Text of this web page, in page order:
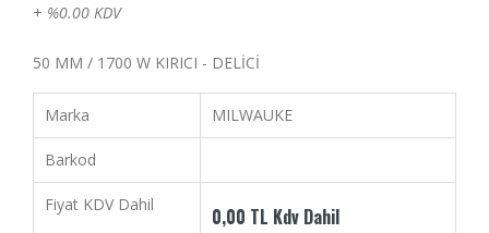
+ %0.00 KDV
50 MM / 1700 W KIRICI - DELİCİ
Marka MILWAUKE
Barkod
Fiyat KDV Dahil 0,00 TL Kdv Dahil